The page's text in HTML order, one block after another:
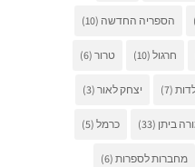
הספריה החדשה (10)
חרגול(10) טרור(6)
(7) יצחק לאור(3)
ביתן (33) כרמל(5)
מחברות לספרות(6)